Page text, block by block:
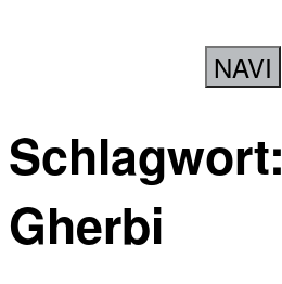
NAVI
Schlagwort:
Gherbi